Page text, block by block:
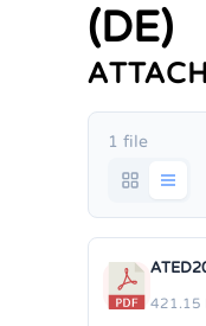
(DE)
1 file
421.15